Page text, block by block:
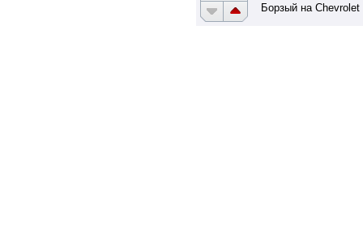
Борзый на Chevrolet